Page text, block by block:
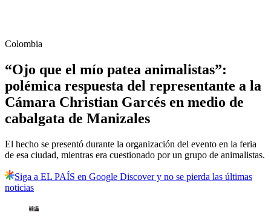
Colombia
“Ojo que el mío patea animalistas”:
polémica respuesta del representante a la
Cámara Christian Garcés en medio de
cabalgata de Manizales
El hecho se presentó durante la organización del evento en la feria
de esa ciudad, mientras era cuestionado por un grupo de animalistas.
Siga a EL PAÍS en Google Discover y no se pierda las últimas
noticias